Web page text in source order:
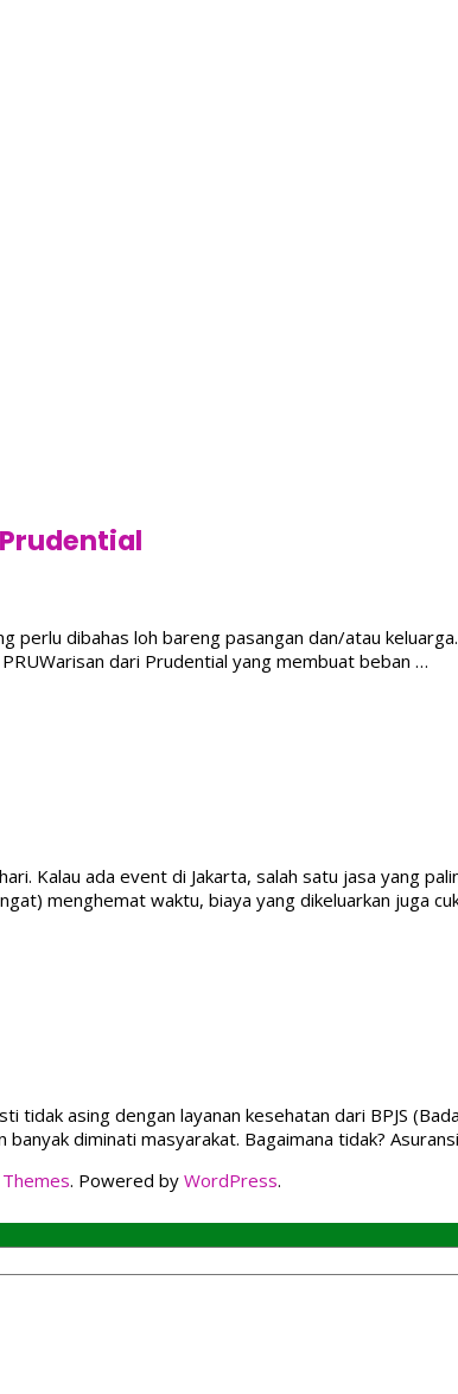
perlu dibahas loh bareng pasangan dan/atau
dari Prudential yang membuat beban …
Kalau ada event di Jakarta, salah satu jasa yang
menghemat waktu, biaya yang dikeluarkan juga
asing dengan layanan kesehatan dari BPJS
diminati masyarakat. Bagaimana tidak?
. Powered by WordPress.